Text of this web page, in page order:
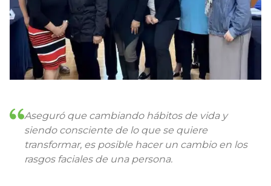
Aseguró que cambiando hábitos de vida y
siendo consciente de lo que se quiere
transformar, es posible hacer un cambio en los
rasgos faciales de una persona.